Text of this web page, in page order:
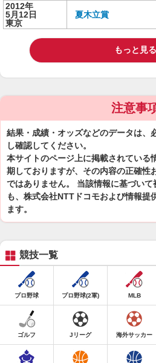
2012年
5月12日
東京
夏木立賞
もっと見る
注意事
結果・成績・オッズなどのデータは、
し確認してください。
本サイトのページ上に掲載されている
期しておりますが、その内容の正確性
ではありません。 当該情報に基づい
も、株式会社NTTドコモおよび情報提
ます。
競技一覧
プロ野球 プロ野球(2軍) MLB
ゴルフ Jリーグ 海外サッカー